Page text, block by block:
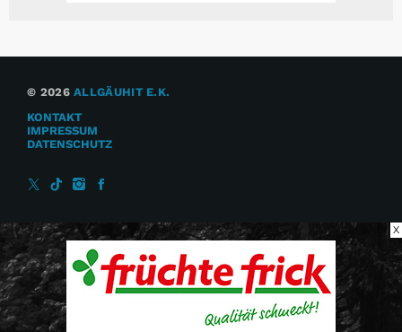
© 2026ALLGÄUHIT E.K.
KONTAKT
IMPRESSUM
DATENSCHUTZ
X